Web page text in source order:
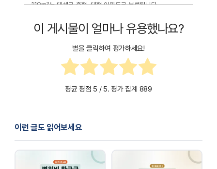
110m²는 대체로 중형~대형 아파트로 분류됩니다.
거주 공간을 제공하며, 고급형 아파트에서도 많이 찾을 수
이 게시물이 얼마나 유용했나요?
별을 클릭하여 평가하세요!
평균 평점 5 / 5. 평가 집계 889
이런 글도 읽어보세요